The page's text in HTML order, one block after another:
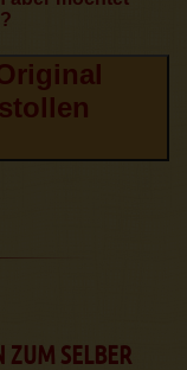
ZUM SELBER